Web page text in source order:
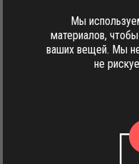
Мы
материалов,
ваших вещей. Мы
не